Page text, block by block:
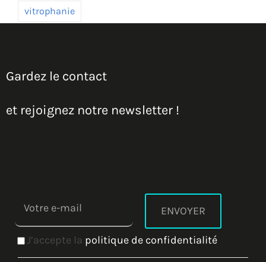
vitrophanie
Gardez le contact
et rejoignez notre newsletter !
J’accepte la politique de confidentialité